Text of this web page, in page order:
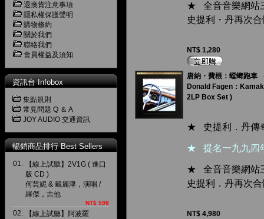
退換貨注意事項
隱私權保護聲明
購物條約
關於我們
聯絡我們
會員權益及須知
資訊台 Infobox
集點規則
常見問題 Q ＆ A
JOY AUDIO 交通資訊
暢銷商品排行 Best Sellers
01.
【線上試聽】2V1G ( 進口
版 CD )
何芸妮 & 戴麗津，演唱 /
羅傑，吉他
NT$ 598
02.
【線上試聽】阿波羅
★ 全音音樂網站
史提利・丹再次
NT$ 1,280
唐納・費根：螳螂跑車
Donald Fagen：
2LP Box Set )
★ 史提利．丹傳
★ 提名一九九四
★ 全音音樂網站
史提利．丹再次
NT$ 4,980